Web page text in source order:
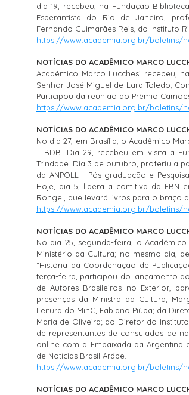
dia 19, recebeu, na Fundação
Esperantista do Rio de Janeiro,
Fernando Guimarães Reis, do Instituto
https://www.academia.org.br/boletins/
NOTÍCIAS DO ACADÊMICO MARCO
Acadêmico Marco Lucchesi recebeu,
Senhor José Miguel de Lara Toledo,
Participou da reunião do Prêmio
https://www.academia.org.br/boletins/
NOTÍCIAS DO ACADÊMICO MARCO
No dia 27, em Brasília, o Acadêmico
– BDB. Dia 29, recebeu em visita à
Trindade. Dia 3 de outubro, proferiu a
da ANPOLL - Pós-graduação e
Hoje, dia 5, lidera a comitiva da FBN
Rongel, que levará livros para o braço
https://www.academia.org.br/boletins/
NOTÍCIAS DO ACADÊMICO MARCO
No dia 25, segunda-feira, o
Ministério da Cultura; no mesmo dia,
“História da Coordenação de
terça-feira, participou do lançamento
de Autores Brasileiros no Exterior,
presenças da Ministra da Cultura,
Leitura do MinC, Fabiano Piúba; da
Maria de Oliveira; do Diretor do
de representantes de consulados de
online com a Embaixada da Argentina
de Notícias Brasil Arábe.
https://www.academia.org.br/boletins/
NOTÍCIAS DO ACADÊMICO MARCO